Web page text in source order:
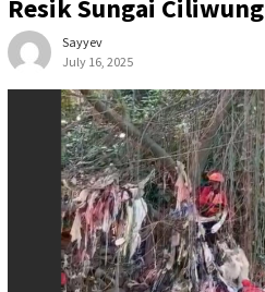
Resik Sungai Ciliwung
Sayyev
July 16, 2025